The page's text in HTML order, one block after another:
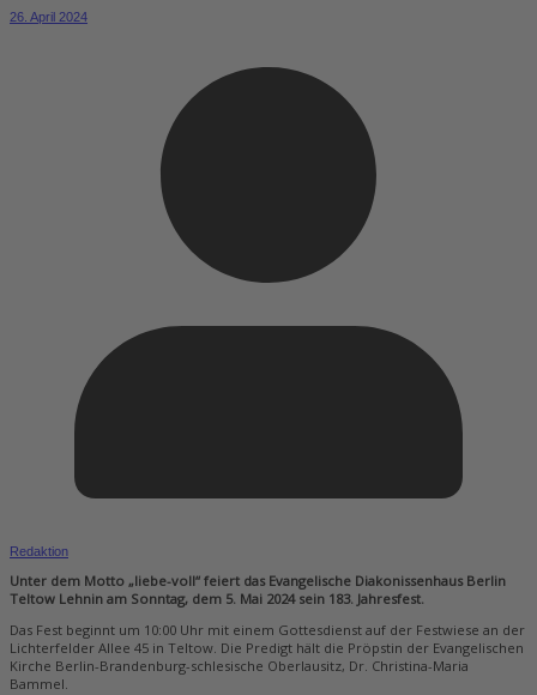
26. April 2024
Redaktion
Unter dem Motto „liebe-voll“ feiert das Evangelische Diakonissenhaus Berlin
Teltow Lehnin am Sonntag, dem 5. Mai 2024 sein 183. Jahresfest.
Das Fest beginnt um 10:00 Uhr mit einem Gottesdienst auf der Festwiese an der
Lichterfelder Allee 45 in Teltow. Die Predigt hält die Pröpstin der Evangelischen
Kirche Berlin-Brandenburg-schlesische Oberlausitz, Dr. Christina-Maria
Bammel.